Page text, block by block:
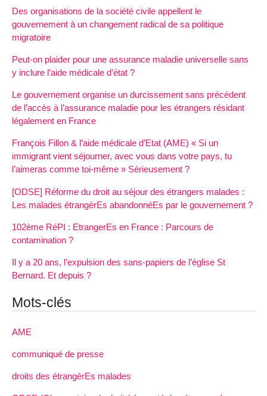
Des organisations de la société civile appellent le
gouvernement à un changement radical de sa politique
migratoire
Peut-on plaider pour une assurance maladie universelle sans
y inclure l’aide médicale d’état ?
Le gouvernement organise un durcissement sans précédent
de l’accès à l’assurance maladie pour les étrangers résidant
légalement en France
François Fillon & l’aide médicale d’Etat (AME) « Si un
immigrant vient séjourner, avec vous dans votre pays, tu
l’aimeras comme toi-même » Sérieusement ?
[ODSE] Réforme du droit au séjour des étrangers malades :
Les malades étrangèrEs abandonnéEs par le gouvernement ?
102ème RéPI : EtrangerEs en France : Parcours de
contamination ?
Il y a 20 ans, l’expulsion des sans-papiers de l’église St
Bernard. Et depuis ?
Mots-clés
AME
communiqué de presse
droits des étrangèrEs malades